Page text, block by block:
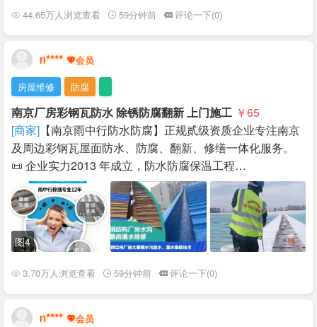
44.65万人浏览查看 59分钟前 评论一下(0)
n****
房屋维修 防腐
南京厂房彩钢瓦防水 除锈防腐翻新 上门施工 ￥65
[商家] 【南京雨中行防水防腐】正规贰级资质企业专注南京
及周边彩钢瓦屋面防水、防腐、翻新、修缮一体化服务。
📜 企业实力2013 年成立，防水防腐保温工程…
图4
3.70万人浏览查看 59分钟前 评论一下(0)
n****